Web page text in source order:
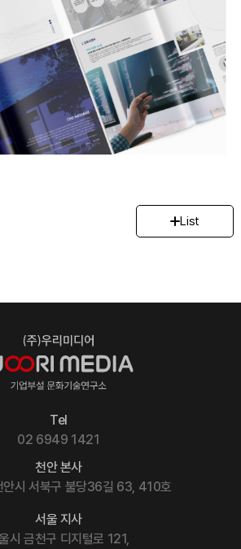
List
천안 본사
안시 서북구 불당36길 63, 410호
Tel
02 6949 1421
서울 지사
시 금천구 디지털로 121,